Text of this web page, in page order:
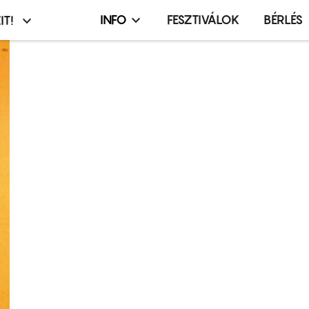
Infó,
INFO FESZTIVÁLOK BÉRLÉS